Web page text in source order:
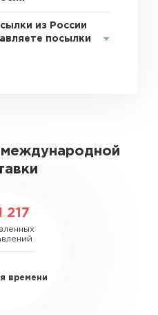
из России
посылки
217
времени